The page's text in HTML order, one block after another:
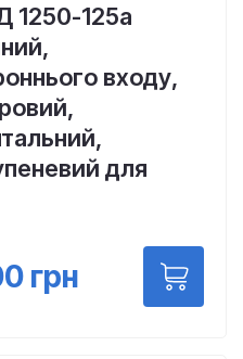
1250-125а
входу,
для
грн